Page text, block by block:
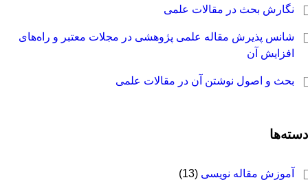
نگارش بحث در مقالات علمی
شانس پذیرش مقاله علمی پژوهشی در مجلات معتبر و راه‌های
افزایش آن
بحث و اصول نوشتن آن در مقالات علمی
آموزش مقاله نویسی (13)